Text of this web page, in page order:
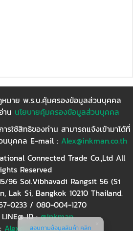
มาย พ.ร.บ.คุ้มครองข้อมูลส่วนบุคคล
าน นโยบายคุ้มครองข้อมูลส่วนบุคคล
รใช้สิทธิของท่าน สามารถแจ้งเข้ามาได้ที่
นบุคคล E-mail : Alex@inkman.co.th
Connected Trade Co.,Ltd All
Reserved
96 Soi.Vibhavadi Rangsit 56 (Si
Lak Si, Bangkok 10210 Thailand.
0233 / 080-004-1270
ID :@inkman
Alex@inkman.co.th
สอบถามข้อมูลสินค้า คลิก